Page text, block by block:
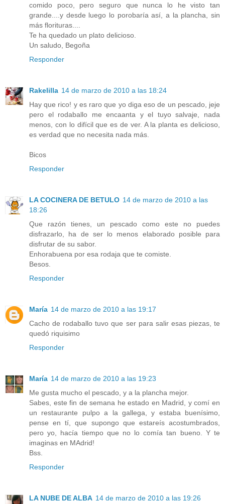
comido poco, pero seguro que nunca lo he visto tan
grande....y desde luego lo porobaría así, a la plancha, sin
más florituras....
Te ha quedado un plato delicioso.
Un saludo, Begoña
Responder
Rakelilla 14 de marzo de 2010 a las 18:24
Hay que rico! y es raro que yo diga eso de un pescado, jeje
pero el rodaballo me encaanta y el tuyo salvaje, nada
menos, con lo difícil que es de ver. A la planta es delicioso,
es verdad que no necesita nada más.
Bicos
Responder
LA COCINERA DE BETULO 14 de marzo de 2010 a las
18:26
Que razón tienes, un pescado como este no puedes
disfrazarlo, ha de ser lo menos elaborado posible para
disfrutar de su sabor.
Enhorabuena por esa rodaja que te comiste.
Besos.
Responder
María 14 de marzo de 2010 a las 19:17
Cacho de rodaballo tuvo que ser para salir esas piezas, te
quedó riquisimo
Responder
María 14 de marzo de 2010 a las 19:23
Me gusta mucho el pescado, y a la plancha mejor.
Sabes, este fin de semana he estado en Madrid, y comí en
un restaurante pulpo a la gallega, y estaba buenísimo,
pense en tí, que supongo que estareís acostumbrados,
pero yo, hacía tiempo que no lo comía tan bueno. Y te
imaginas en MAdrid!
Bss.
Responder
LA NUBE DE ALBA 14 de marzo de 2010 a las 19:26